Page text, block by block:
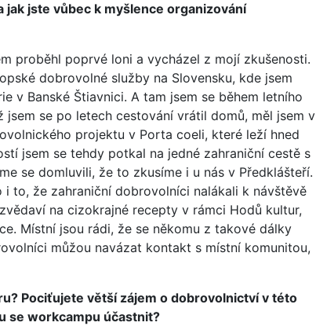
jste vůbec k myšlence organizování
proběhl poprvé loni a vycházel z mojí zkušenosti.
dobrovolné služby na Slovensku, kde jsem
v Banské Štiavnici. A tam jsem se během letního
jsem se po letech cestování vrátil domů, měl jsem v
projektu v Porta coeli, které leží hned
jsem se tehdy potkal na jedné zahraniční cestě s
se domluvili, že to zkusíme i u nás v Předklášteří.
to, že zahraniční dobrovolníci nalákali k návštěvě
na cizokrajné recepty v rámci Hodů kultur,
Místní jsou rádi, že se někomu z takové dálky
můžou navázat kontakt s místní komunitou,
Pociťujete větší zájem o dobrovolnictví v této
se workcampu účastnit?